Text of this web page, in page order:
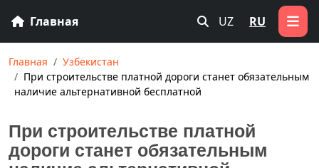
Главная UZ RU
Главная
Узбекистан
При строительстве платной дороги станет обязательным
наличие альтернативной бесплатной
При строительстве платной
дороги станет обязательным